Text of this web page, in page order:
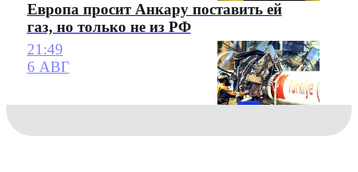
Европа просит Анкару поставить ей
газ, но только не из РФ
21:49
6 АВГ